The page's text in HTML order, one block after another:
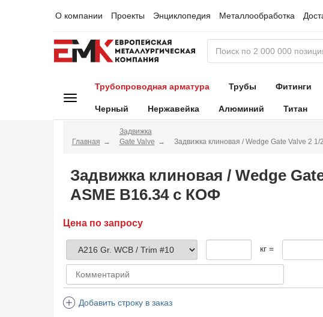
О компании Проекты Энциклопедия Металлообработка
Трубопроводная арматура Трубы Фитинги
Черный Нержавейка Алюминий Титан
Главная
Задвижка
Gate Valve
Задвижка клиновая / Wedge Gate Valve 2
Задвижка клиновая / Wedge
ASME B16.34 с КОФ
Цена по запросу
кг =
Добавить строку в заказ